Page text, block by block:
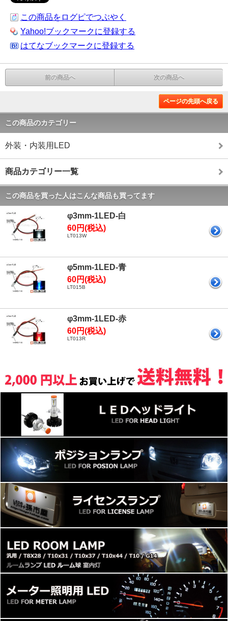
この商品をログピでつぶやく
Yahoo!ブックマークに登録する
はてなブックマークに登録する
前の商品へ 次の商品へ
ページの先頭へ戻る
この商品のカテゴリー
外装・内装用LED
商品カテゴリー一覧
この商品を買った人はこんな商品も買ってます
φ3mm-1LED-白
60円(税込)
LT013W
φ5mm-1LED-青
60円(税込)
LT015B
φ3mm-1LED-赤
60円(税込)
LT013R